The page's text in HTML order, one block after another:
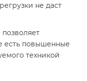
не даст
есть повышенные
техникой